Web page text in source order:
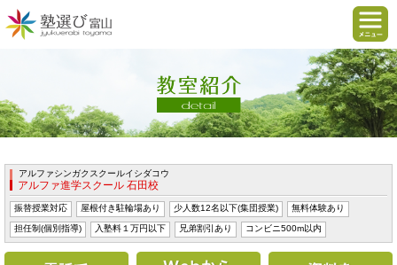
アルファシンガクスクールイシダコウ
アルファ進学スクール 石田校
振替授業対応 屋根付き駐輪場あり 少人数12名以下(集団授業) 無料体験あり
担任制(個別指導) 入塾料１万円以下 兄弟割引あり コンビニ500m以内